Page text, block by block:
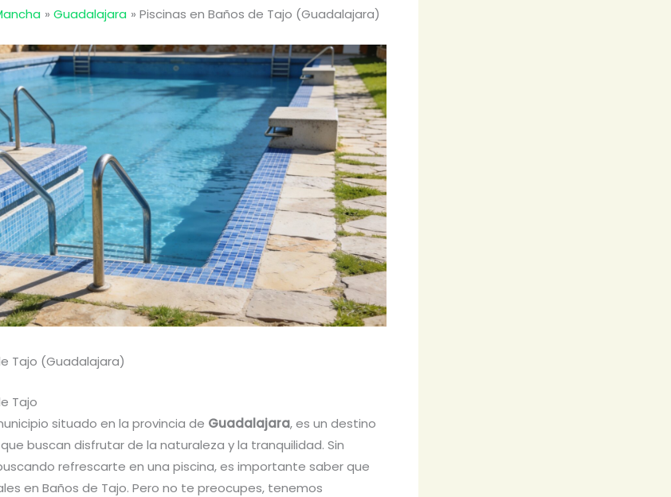
Guadalajara Piscinas en Baños de Tajo (Guadalajara)
Tajo (Guadalajara)
Tajo
situado en la provincia de Guadalajara, es un destino
buscan disfrutar de la naturaleza y la tranquilidad. Sin
refrescarte en una piscina, es importante saber que
en Baños de Tajo. Pero no te preocupes, tenemos